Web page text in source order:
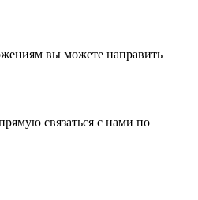
вы можете направить
связаться с нами по